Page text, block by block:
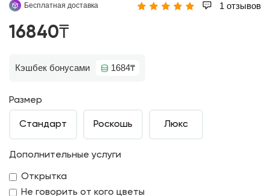
Бесплатная доставка 1 отзывов
16840₸
Кэшбек бонусами 1684₸
Размер
Стандарт Роскошь Люкс
Дополнительные услуги
Открытка
Не говорить от кого цветы